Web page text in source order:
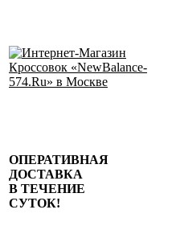
ОПЕРАТИВНАЯ
ДОСТАВКА
В ТЕЧЕНИЕ
СУТОК!